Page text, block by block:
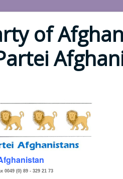
of
0049 (0) 89 - 329 21 73